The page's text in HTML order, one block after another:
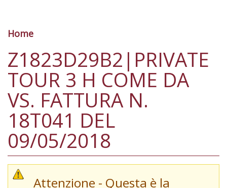
Tu sei qui
Home
Z1823D29B2|PRIVATE
TOUR 3 H COME DA
VS. FATTURA N.
18T041 DEL
09/05/2018
Attenzione - Questa è la